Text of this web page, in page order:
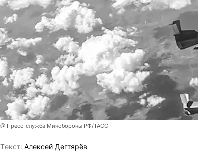
@ Пресс-служба Минобороны РФ/ТАСС
Tекст: Алексей Дегтярёв